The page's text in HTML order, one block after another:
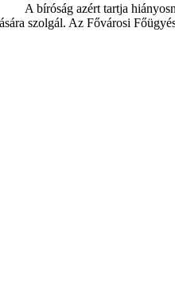
A bíróság azért tartja
szolgál. Az Fővárosi